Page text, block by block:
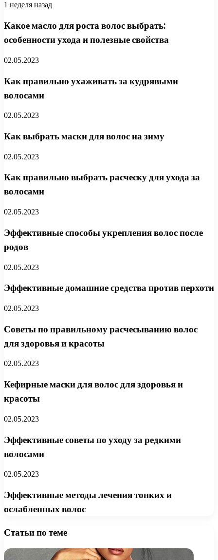
1 неделя назад
Какое масло для роста волос выбрать:
особенности ухода и полезные свойства
02.05.2023
Как правильно ухаживать за кудрявыми
волосами
02.05.2023
Как выбрать маски для волос на зиму
02.05.2023
Как правильно выбрать расческу для ухода за
волосами
02.05.2023
Эффективные способы укрепления волос после
родов
02.05.2023
Эффективные домашние средства против перхоти
02.05.2023
Советы по правильному расчесыванию волос
для здоровья и красоты
02.05.2023
Кефирные маски для волос для здоровья и
красоты
02.05.2023
Эффективные советы по уходу за редкими
волосами
02.05.2023
Эффективные методы лечения тонких и
ослабленных волос
Статьи по теме